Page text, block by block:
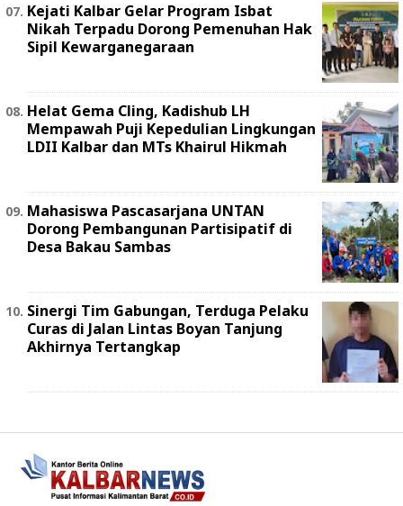
Kejati Kalbar Gelar Program Isbat
Nikah Terpadu Dorong Pemenuhan Hak
Sipil Kewarganegaraan
Helat Gema Cling, Kadishub LH
Mempawah Puji Kepedulian Lingkungan
LDII Kalbar dan MTs Khairul Hikmah
Mahasiswa Pascasarjana UNTAN
Dorong Pembangunan Partisipatif di
Desa Bakau Sambas
Sinergi Tim Gabungan, Terduga Pelaku
Curas di Jalan Lintas Boyan Tanjung
Akhirnya Tertangkap